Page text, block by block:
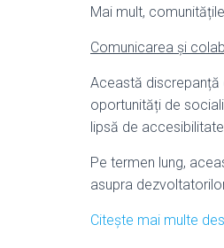
Mai mult,
Comunicarea și
Această discrepanță
oportunități de
lipsă de
Pe termen lung,
asupra
Citește mai multe